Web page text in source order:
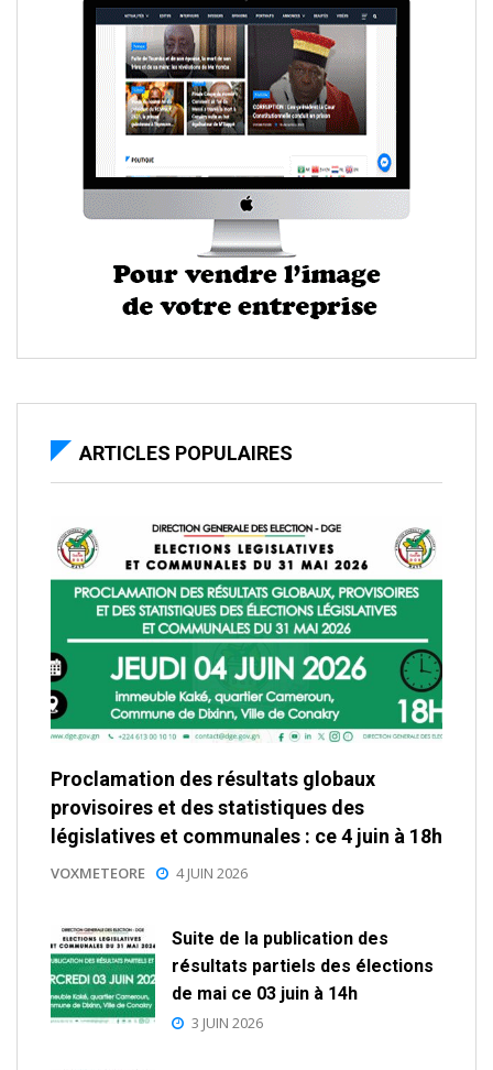
ARTICLES POPULAIRES
Proclamation des résultats globaux
provisoires et des statistiques des
législatives et communales : ce 4 juin à 18h
VOXMETEORE 4 JUIN 2026
Suite de la publication des
résultats partiels des élections
de mai ce 03 juin à 14h
3 JUIN 2026